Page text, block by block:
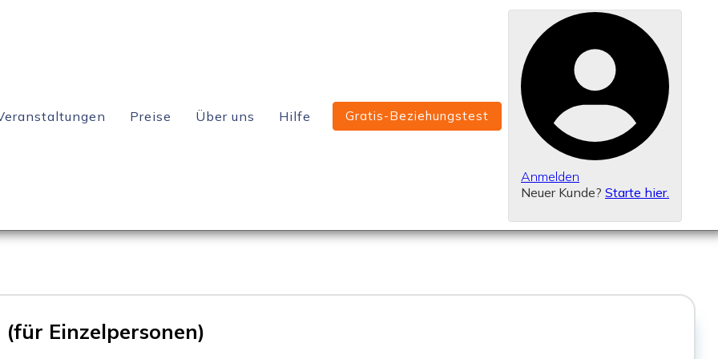
Preise Über uns Hilfe Gratis-Beziehungstest
Anmelden
Neuer Kunde?Starte hier.
veröffentlicht sie regelmäßig neue
Einzelpersonen)